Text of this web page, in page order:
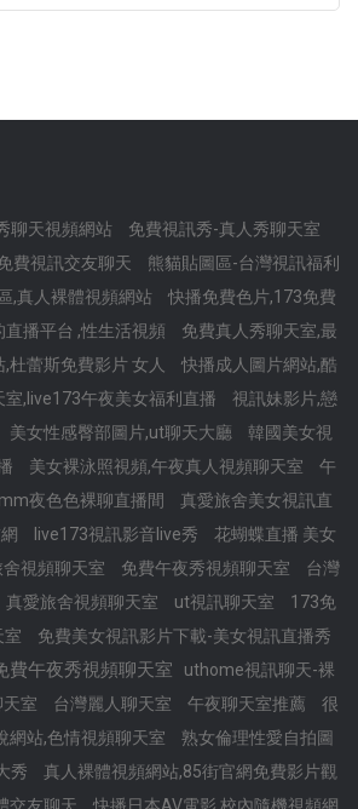
聊天視頻網站
免費視訊秀-真人秀聊天室
費視訊交友聊天
熊貓貼圖區-台灣視訊福利
,真人裸體視頻網站
快播免費色片,173免費
直播平台 ,性生活視頻
免費真人秀聊天室,最
杜蕾斯免費影片 女人
快播成人圖片網站,酷
室,live173午夜美女福利直播
視訊妹影片,戀
美女性感臀部圖片,ut聊天大廳
韓國美女視
美女裸泳照視頻,午夜真人視頻聊天室
午
夜色色裸聊直播間
真愛旅舍美女視訊直
live173視訊影音live秀
花蝴蝶直播 美女
視頻聊天室 免費午夜秀視頻聊天室
台灣
真愛旅舍視頻聊天室 ut視訊聊天室
173免
室 免費美女視訊影片下載-美女視訊直播秀
費午夜秀視頻聊天室
uthome視訊聊天-裸
室 台灣麗人聊天室 午夜聊天室推薦
很
網站,色情視頻聊天室
熟女倫理性愛自拍圖
秀
真人裸體視頻網站,85街官網免費影片觀